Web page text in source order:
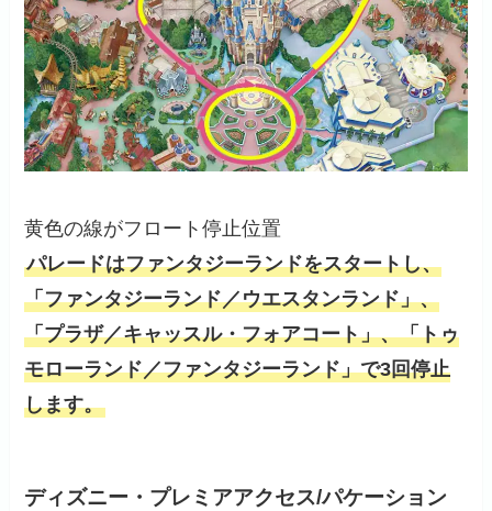
黄色の線がフロート停止位置
パレードはファンタジーランドをスタートし、
「ファンタジーランド／ウエスタンランド」、
「プラザ／キャッスル・フォアコート」、「トゥ
モローランド／ファンタジーランド」で3回停止
します。
ディズニー・プレミアアクセス/パケーション